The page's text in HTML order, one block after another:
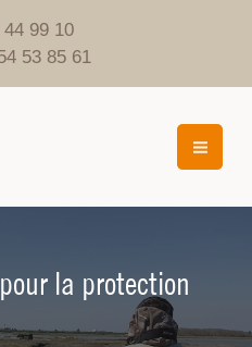
99 10
53 85 61
la biodiversité
la protection
de